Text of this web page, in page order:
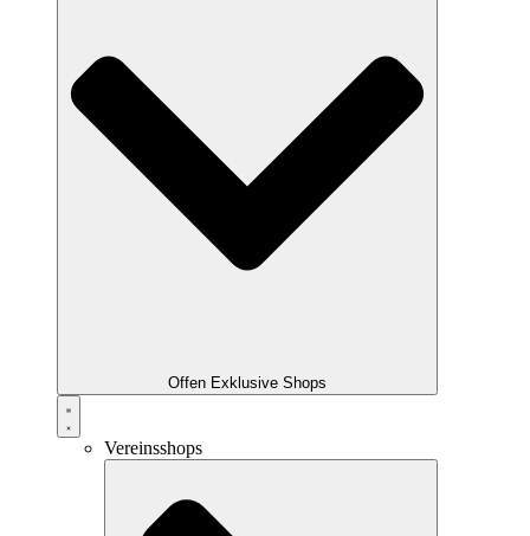
Offen Exklusive Shops
Vereinsshops